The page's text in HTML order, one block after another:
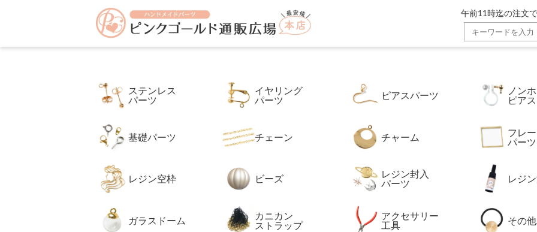
ピ
ン
ク
ー
販
広
店
午前11時迄の注文
ステンレス
パーツ
イヤリング
パーツ
ピアスパーツ
ノン
ピアス
基礎パーツ チェーン チャーム
フレ
パーツ
レジン空枠 ビーズ
レジン封入
パーツ
レジ
ガラスドーム
カニカン
ストラップ
アクセサリー
工具
その